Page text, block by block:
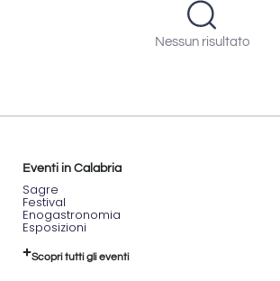
Nessun risultato
Eventi in Calabria
Sagre
Festival
Enogastronomia
Esposizioni
Scopri tutti gli eventi